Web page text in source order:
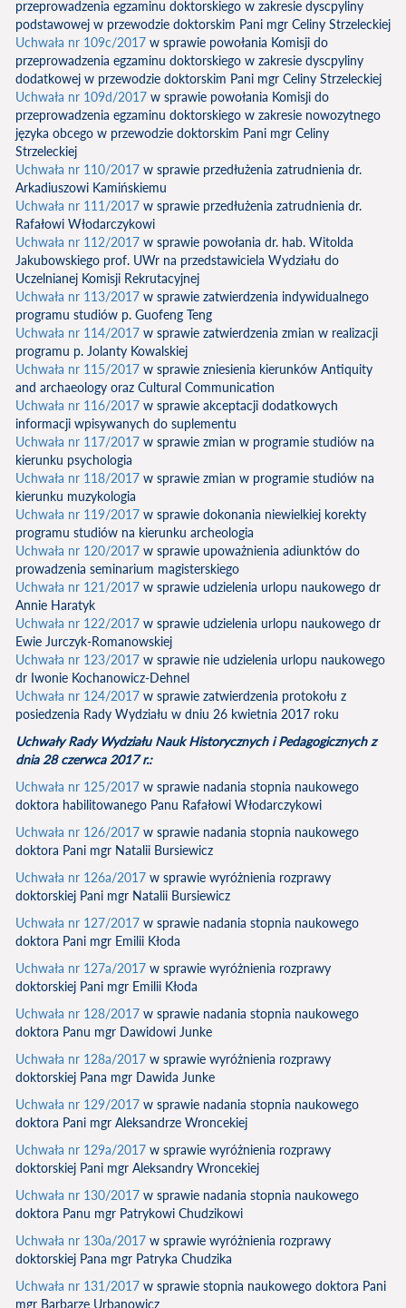
przeprowadzenia egzaminu doktorskiego w zakresie dyscpyliny
podstawowej w przewodzie doktorskim Pani mgr Celiny Strzeleckiej
Uchwała nr 109c/2017 w sprawie powołania Komisji do
przeprowadzenia egzaminu doktorskiego w zakresie dyscpyliny
dodatkowej w przewodzie doktorskim Pani mgr Celiny Strzeleckiej
Uchwała nr 109d/2017 w sprawie powołania Komisji do
przeprowadzenia egzaminu doktorskiego w zakresie nowozytnego
języka obcego w przewodzie doktorskim Pani mgr Celiny
Strzeleckiej
Uchwała nr 110/2017 w sprawie przedłużenia zatrudnienia dr.
Arkadiuszowi Kamińskiemu
Uchwała nr 111/2017 w sprawie przedłużenia zatrudnienia dr.
Rafałowi Włodarczykowi
Uchwała nr 112/2017 w sprawie powołania dr. hab. Witolda
Jakubowskiego prof. UWr na przedstawiciela Wydziału do
Uczelnianej Komisji Rekrutacyjnej
Uchwała nr 113/2017 w sprawie zatwierdzenia indywidualnego
programu studiów p. Guofeng Teng
Uchwała nr 114/2017 w sprawie zatwierdzenia zmian w realizacji
programu p. Jolanty Kowalskiej
Uchwała nr 115/2017 w sprawie zniesienia kierunków Antiquity
and archaeology oraz Cultural Communication
Uchwała nr 116/2017 w sprawie akceptacji dodatkowych
informacji wpisywanych do suplementu
Uchwała nr 117/2017 w sprawie zmian w programie studiów na
kierunku psychologia
Uchwała nr 118/2017 w sprawie zmian w programie studiów na
kierunku muzykologia
Uchwała nr 119/2017 w sprawie dokonania niewielkiej korekty
programu studiów na kierunku archeologia
Uchwała nr 120/2017 w sprawie upoważnienia adiunktów do
prowadzenia seminarium magisterskiego
Uchwała nr 121/2017 w sprawie udzielenia urlopu naukowego dr
Annie Haratyk
Uchwała nr 122/2017 w sprawie udzielenia urlopu naukowego dr
Ewie Jurczyk-Romanowskiej
Uchwała nr 123/2017 w sprawie nie udzielenia urlopu naukowego
dr Iwonie Kochanowicz-Dehnel
Uchwała nr 124/2017 w sprawie zatwierdzenia protokołu z
posiedzenia Rady Wydziału w dniu 26 kwietnia 2017 roku
Uchwały Rady Wydziału Nauk Historycznych i Pedagogicznych z
dnia 28 czerwca 2017 r.:
Uchwała nr 125/2017 w sprawie nadania stopnia naukowego
doktora habilitowanego Panu Rafałowi Włodarczykowi
Uchwała nr 126/2017 w sprawie nadania stopnia naukowego
doktora Pani mgr Natalii Bursiewicz
Uchwała nr 126a/2017 w sprawie wyróżnienia rozprawy
doktorskiej Pani mgr Natalii Bursiewicz
Uchwała nr 127/2017 w sprawie nadania stopnia naukowego
doktora Pani mgr Emilii Kłoda
Uchwała nr 127a/2017 w sprawie wyróżnienia rozprawy
doktorskiej Pani mgr Emilii Kłoda
Uchwała nr 128/2017 w sprawie nadania stopnia naukowego
doktora Panu mgr Dawidowi Junke
Uchwała nr 128a/2017 w sprawie wyróżnienia rozprawy
doktorskiej Pana mgr Dawida Junke
Uchwała nr 129/2017 w sprawie nadania stopnia naukowego
doktora Pani mgr Aleksandrze Wroncekiej
Uchwała nr 129a/2017 w sprawie wyróżnienia rozprawy
doktorskiej Pani mgr Aleksandry Wroncekiej
Uchwała nr 130/2017 w sprawie nadania stopnia naukowego
doktora Panu mgr Patrykowi Chudzikowi
Uchwała nr 130a/2017 w sprawie wyróżnienia rozprawy
doktorskiej Pana mgr Patryka Chudzika
Uchwała nr 131/2017 w sprawie stopnia naukowego doktora Pani
mgr Barbarze Urbanowicz